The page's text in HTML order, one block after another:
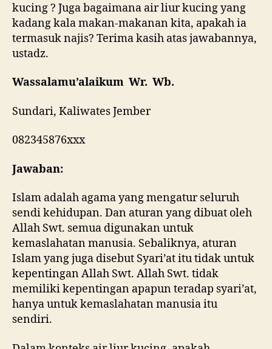
kucing ? Juga bagaimana air liur kucing yang
kadang kala makan-makanan kita, apakah ia
termasuk najis? Terima kasih atas jawabannya,
ustadz.
Wassalamu’alaikum Wr. Wb.
Sundari, Kaliwates Jember
082345876xxx
Jawaban:
Islam adalah agama yang mengatur seluruh
sendi kehidupan. Dan aturan yang dibuat oleh
Allah Swt. semua digunakan untuk
kemaslahatan manusia. Sebaliknya, aturan
Islam yang juga disebut Syari’at itu tidak untuk
kepentingan Allah Swt. Allah Swt. tidak
memiliki kepentingan apapun teradap syari’at,
hanya untuk kemaslahatan manusia itu
sendiri.